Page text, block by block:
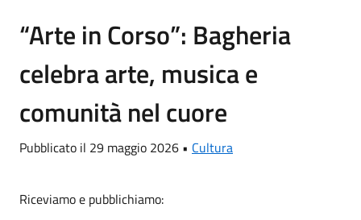
“Arte in Corso”: Bagheria
celebra arte, musica e
comunità nel cuore
Pubblicato il 29 maggio 2026 • Cultura
Riceviamo e pubblichiamo: